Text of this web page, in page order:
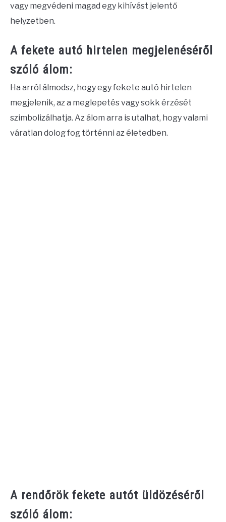
vagy megvédeni magad egy kihívást jelentő
helyzetben.
A fekete autó hirtelen megjelenéséről
szóló álom:
Ha arról álmodsz, hogy egy fekete autó hirtelen
megjelenik, az a meglepetés vagy sokk érzését
szimbolizálhatja. Az álom arra is utalhat, hogy valami
váratlan dolog fog történni az életedben.
A rendőrök fekete autót üldözéséről
szóló álom: